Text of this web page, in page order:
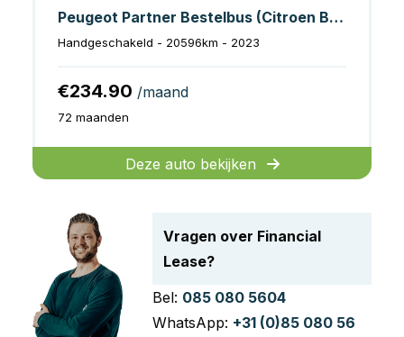
Peugeot Partner Bestelbus (Citroen Berlingo) 1.2 PureTech 110 pk BENZINE Airco/ Cruise/ DAB
Handgeschakeld - 20596km - 2023
€234.90 /maand
72 maanden
Deze auto bekijken
Vragen over Financial
Lease?
Bel: 085 080 5604
WhatsApp: +31 (0)85 080 56